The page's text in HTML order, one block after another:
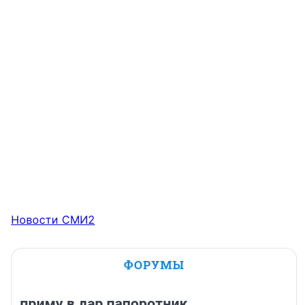
Новости СМИ2
ФОРУМЫ